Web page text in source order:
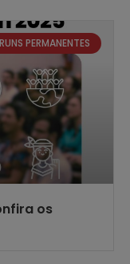
PERMANENTES
os